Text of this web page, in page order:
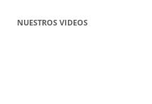
NUESTROS VIDEOS